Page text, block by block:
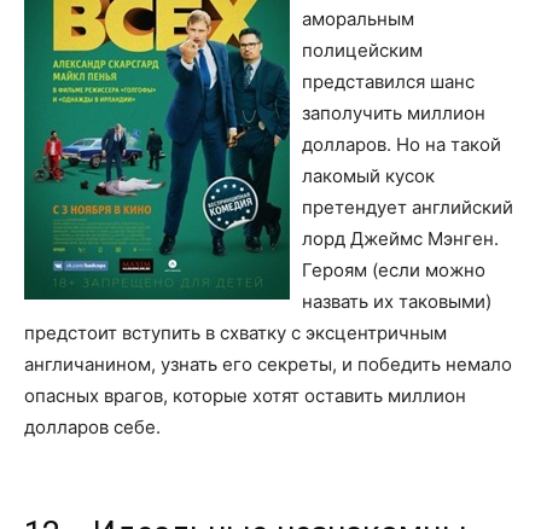
аморальным
полицейским
представился шанс
заполучить миллион
долларов. Но на такой
лакомый кусок
претендует английский
лорд Джеймс Мэнген.
Героям (если можно
назвать их таковыми)
предстоит вступить в схватку с эксцентричным
англичанином, узнать его секреты, и победить немало
опасных врагов, которые хотят оставить миллион
долларов себе.